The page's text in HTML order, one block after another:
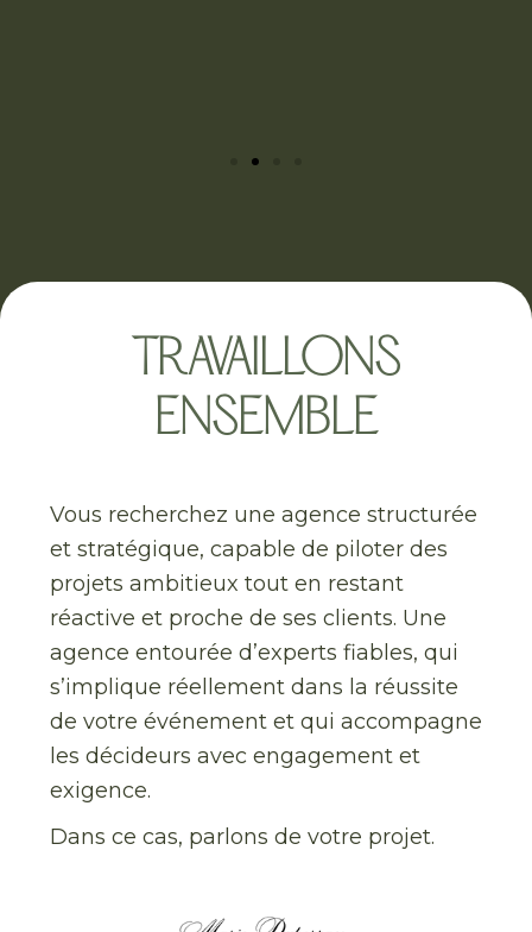
TRAVAILLONS
ENSEMBLE
Vous recherchez une agence structurée
et stratégique, capable de piloter des
projets ambitieux tout en restant
réactive et proche de ses clients. Une
agence entourée d’experts fiables, qui
s’implique réellement dans la réussite
de votre événement et qui accompagne
les décideurs avec engagement et
exigence.
Dans ce cas, parlons de votre projet.